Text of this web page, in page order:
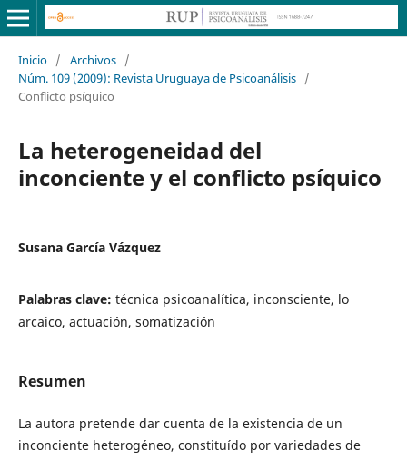
Inicio / Archivos /
Núm. 109 (2009): Revista Uruguaya de Psicoanálisis /
Conflicto psíquico
La heterogeneidad del
inconciente y el conflicto psíquico
Susana García Vázquez
Palabras clave: técnica psicoanalítica, inconsciente, lo
arcaico, actuación, somatización
Resumen
La autora pretende dar cuenta de la existencia de un
inconciente heterogéneo, constituído por variedades de